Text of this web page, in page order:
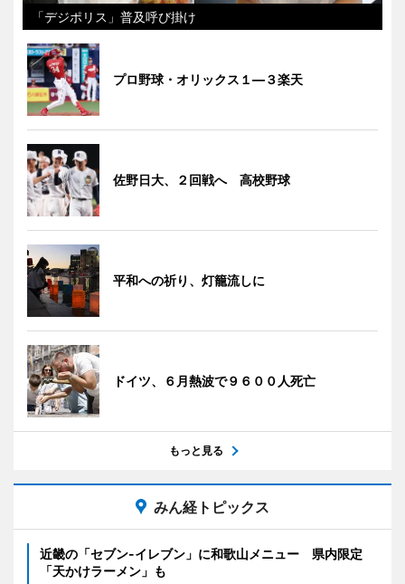
「デジポリス」普及呼び掛け
プロ野球・オリックス１―３楽天
佐野日大、２回戦へ 高校野球
平和への祈り、灯籠流しに
ドイツ、６月熱波で９６００人死亡
もっと見る
みん経トピックス
近畿の「セブン-イレブン」に和歌山メニュー 県内限定
「天かけラーメン」も